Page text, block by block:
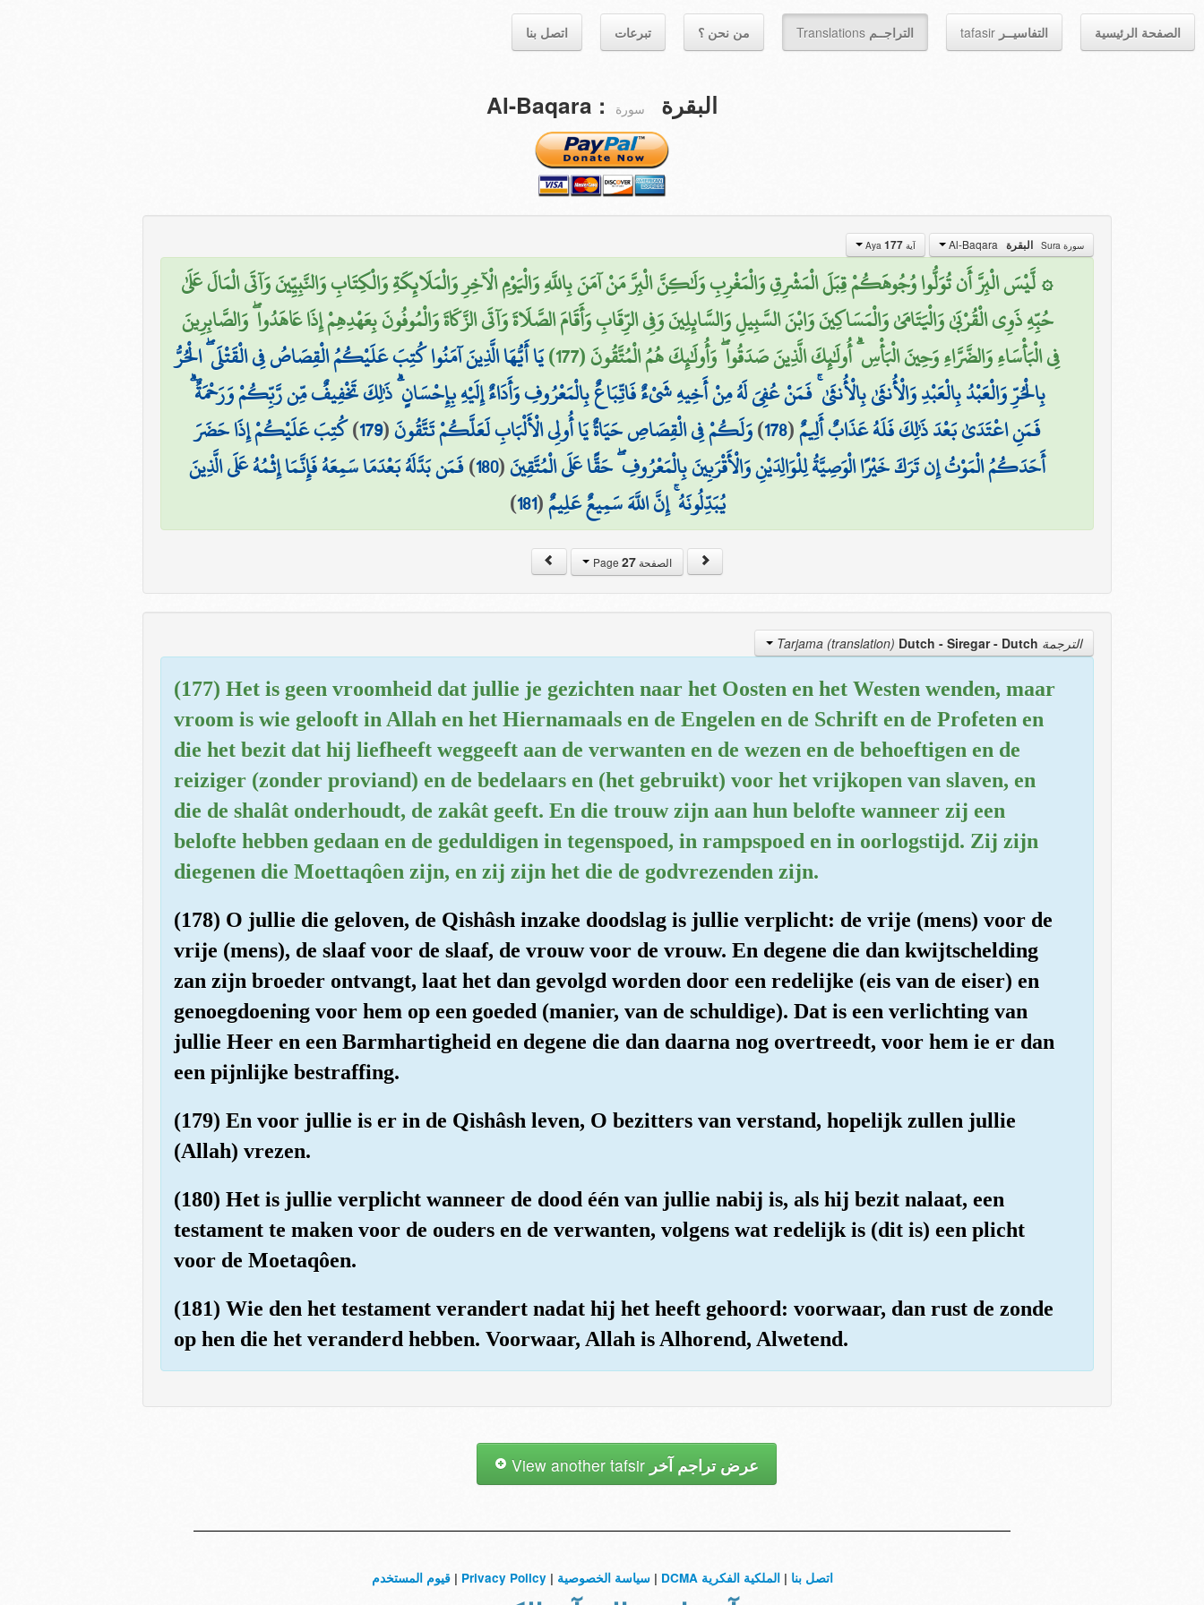
اتصل بنا تبرعات من نحن ؟ Translations التراجــم tafasir التفاسيــر الصفحة الرئيسية
البقرة سورة :
Al-Baqara
سورة Sura البقرة آية Aya177
۞ لَّيْسَ الْبِرَّ أَن تُوَلُّوا وُجُوهَكُمْ قِبَلَ الْمَشْرِقِ وَالْمَغْرِبِ وَلَٰكِنَّ الْبِرَّ مَنْ آمَنَ بِاللَّهِ وَالْيَوْمِ الْآخِرِ وَالْمَلَائِكَةِ وَالْكِتَابِ وَالنَّبِيِّينَ وَآتَى الْمَالَ عَلَىٰ
حُبِّهِ ذَوِي الْقُرْبَىٰ وَالْيَتَامَىٰ وَالْمَسَاكِينَ وَابْنَ السَّبِيلِ وَالسَّائِلِينَ وَفِي الرِّقَابِ وَأَقَامَ الصَّلَاةَ وَآتَى الزَّكَاةَ وَالْمُوفُونَ بِعَهْدِهِمْ إِذَا عَاهَدُوا ۖ وَالصَّابِرِينَ
فِي الْبَأْسَاءِ وَالضَّرَّاءِ وَحِينَ الْبَأْسِ ۗ أُولَٰئِكَ الَّذِينَ صَدَقُوا ۖ وَأُولَٰئِكَ هُمُ الْمُتَّقُونَ (177)
يَا أَيُّهَا الَّذِينَ آمَنُوا كُتِبَ عَلَيْكُمُ الْقِصَاصُ فِي الْقَتْلَى ۖ الْحُرُّ
بِالْحُرِّ وَالْعَبْدُ بِالْعَبْدِ وَالْأُنثَىٰ بِالْأُنثَىٰ ۚ فَمَنْ عُفِيَ لَهُ مِنْ أَخِيهِ شَيْءٌ فَاتِّبَاعٌ بِالْمَعْرُوفِ وَأَدَاءٌ إِلَيْهِ بِإِحْسَانٍ ۗ ذَٰلِكَ تَخْفِيفٌ مِّن رَّبِّكُمْ وَرَحْمَةٌ ۗ
فَمَنِ اعْتَدَىٰ بَعْدَ ذَٰلِكَ فَلَهُ عَذَابٌ أَلِيمٌ(
178
)وَلَكُمْ فِي الْقِصَاصِ حَيَاةٌ يَا أُولِي الْأَلْبَابِ لَعَلَّكُمْ تَتَّقُونَ(
179
)كُتِبَ عَلَيْكُمْ إِذَا حَضَرَ
أَحَدَكُمُ الْمَوْتُ إِن تَرَكَ خَيْرًا الْوَصِيَّةُ لِلْوَالِدَيْنِ وَالْأَقْرَبِينَ بِالْمَعْرُوفِ ۖ حَقًّا عَلَى الْمُتَّقِينَ(
180
)فَمَن بَدَّلَهُ بَعْدَمَا سَمِعَهُ فَإِنَّمَا إِثْمُهُ عَلَى الَّذِينَ
يُبَدِّلُونَهُ ۚ إِنَّ اللَّهَ سَمِيعٌ عَلِيمٌ(
181
)
الصفحة Page27
الترجمة Tarjama (translation) Dutch - Siregar- Dutch
(177) Het is geen vroomheid dat jullie je gezichten naar het Oosten en het Westen wenden, maar
vroom is wie gelooft in Allah en het Hiernamaals en de Engelen en de Schrift en de Profeten en
die het bezit dat hij liefheeft weggeeft aan de verwanten en de wezen en de behoeftigen en de
reiziger (zonder proviand) en de bedelaars en (het gebruikt) voor het vrijkopen van slaven, en
die de shalât onderhoudt, de zakât geeft. En die trouw zijn aan hun belofte wanneer zij een
belofte hebben gedaan en de geduldigen in tegenspoed, in rampspoed en in oorlogstijd. Zij zijn
diegenen die Moettaqôen zijn, en zij zijn het die de godvrezenden zijn.
(178) O jullie die geloven, de Qishâsh inzake doodslag is jullie verplicht: de vrije (mens) voor de
vrije (mens), de slaaf voor de slaaf, de vrouw voor de vrouw. En degene die dan kwijtschelding
zan zijn broeder ontvangt, laat het dan gevolgd worden door een redelijke (eis van de eiser) en
genoegdoening voor hem op een goeded (manier, van de schuldige). Dat is een verlichting van
jullie Heer en een Barmhartigheid en degene die dan daarna nog overtreedt, voor hem ie er dan
een pijnlijke bestraffing.
(179) En voor jullie is er in de Qishâsh leven, O bezitters van verstand, hopelijk zullen jullie
(Allah) vrezen.
(180) Het is jullie verplicht wanneer de dood één van jullie nabij is, als hij bezit nalaat, een
testament te maken voor de ouders en de verwanten, volgens wat redelijk is (dit is) een plicht
voor de Moetaqôen.
(181) Wie den het testament verandert nadat hij het heeft gehoord: voorwaar, dan rust de zonde
op hen die het veranderd hebben. Voorwaar, Allah is Alhorend, Alwetend.
عرض تراجم آخر
اتصل بنا |الملكية الفكرية DCMA |سياسة الخصوصية |
Privacy Policy
|قيوم المستخدم